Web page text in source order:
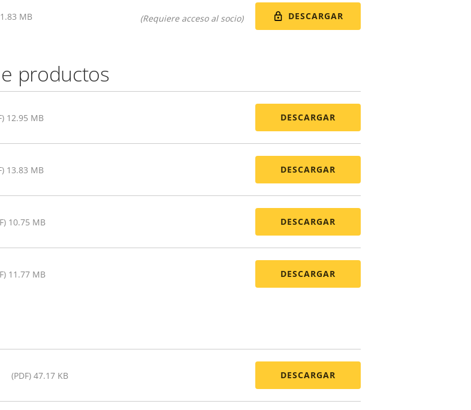
MB (Requiere acceso al socio) DESCARGAR
productos
12.95 MB DESCARGAR
13.83 MB DESCARGAR
10.75 MB DESCARGAR
11.77 MB DESCARGAR
(PDF) 47.17 KB DESCARGAR